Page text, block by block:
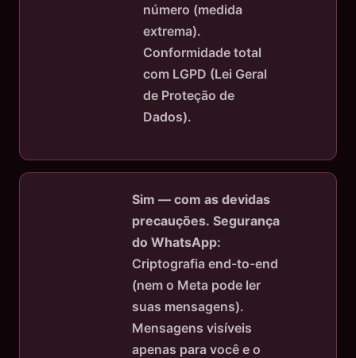
número (medida
extrema).
Conformidade total
com LGPD (Lei Geral
de Proteção de
Dados).
Sim — com as devidas
precauções. Segurança
do WhatsApp:
Criptografia end-to-end
(nem o Meta pode ler
suas mensagens).
Mensagens visíveis
apenas para você e o